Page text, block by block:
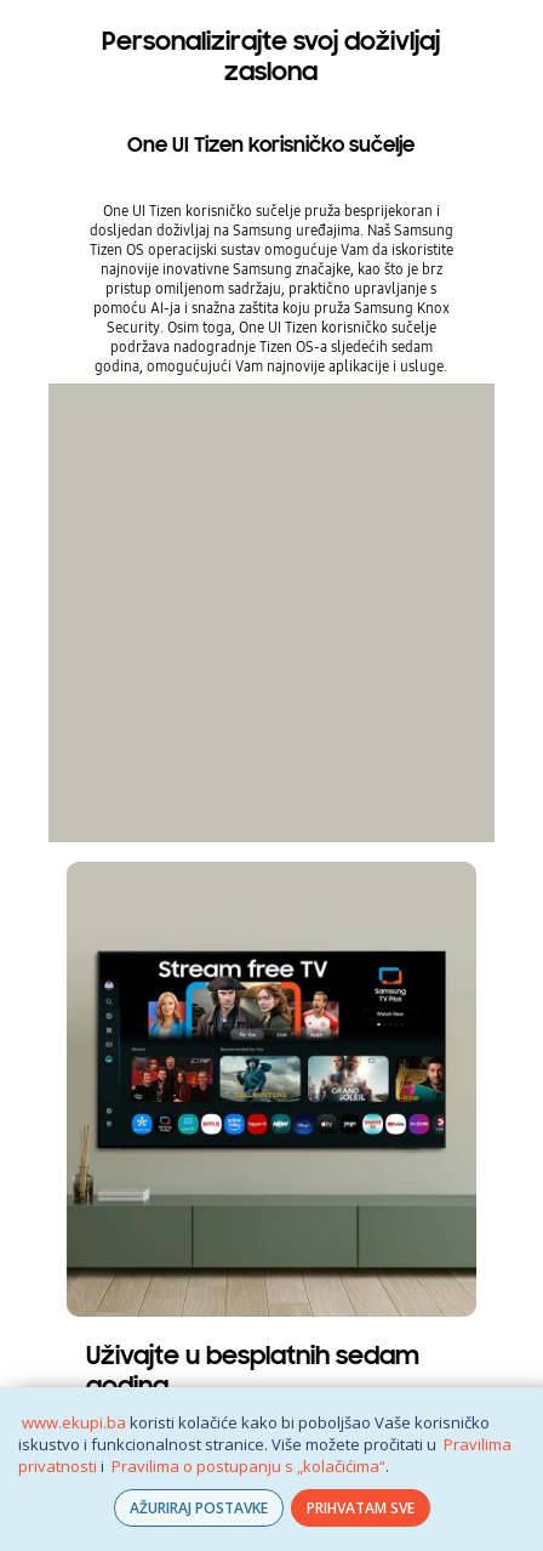
www.ekupi.ba koristi kolačiće kako bi poboljšao Vaše korisničko
iskustvo i funkcionalnost stranice. Više možete pročitati u Pravilima
privatnosti i Pravilima o postupanju s „kolačićima“.
AŽURIRAJ POSTAVKE PRIHVATAM SVE
Personalizirajte svoj doživljaj
zaslona
One UI Tizen korisničko sučelje
One UI Tizen korisničko sučelje pruža besprijekoran i
dosljedan doživljaj na Samsung uređajima. Naš Samsung
Tizen OS operacijski sustav omogućuje Vam da iskoristite
najnovije inovativne Samsung značajke, kao što je brz
pristup omiljenom sadržaju, praktično upravljanje s
pomoću AI-ja i snažna zaštita koju pruža Samsung Knox
Security. Osim toga, One UI Tizen korisničko sučelje
podržava nadogradnje Tizen OS-a sljedećih sedam
godina, omogućujući Vam najnovije aplikacije i usluge.
Uživajte u besplatnih sedam
godina
novih TV doživljaja